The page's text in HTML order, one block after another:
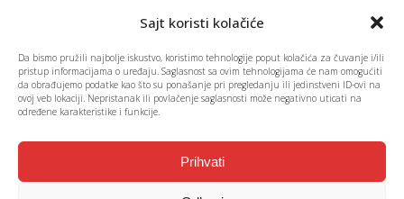
Sajt koristi kolačiće
Da bismo pružili najbolje iskustvo, koristimo tehnologije poput kolačića za čuvanje i/ili
pristup informacijama o uređaju. Saglasnost sa ovim tehnologijama će nam omogućiti
da obrađujemo podatke kao što su ponašanje pri pregledanju ili jedinstveni ID-ovi na
ovoj veb lokaciji. Nepristanak ili povlačenje saglasnosti može negativno uticati na
određene karakteristike i funkcije.
Prihvati